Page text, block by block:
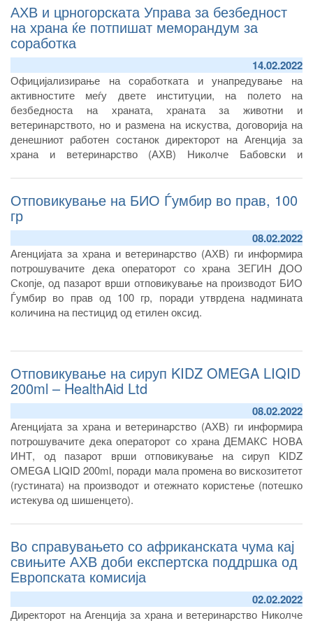
АХВ и црногорската Управа за безбедност
на храна ќе потпишат меморандум за
соработка
14.02.2022
Официјализирање на соработката и унапредување на
активностите меѓу двете институции, на полето на
безбедноста на храната, храната за животни и
ветеринарството, но и размена на искуства, договорија на
денешниот работен состанок директорот на Агенција за
храна и ветеринарство (АХВ) Николче Бабовски и
храна, ветеринарни и фитосанитарни прашања на
Република Црна Гора, кој ја предводи делегацијата од оваа
институција, која денес и утре ќе биде гостин на АХВ.
Отповикување на БИО Ѓумбир во прав, 100
гр
08.02.2022
Агенцијата за храна и ветеринарство (АХВ) ги информира
потрошувачите дека операторот со храна ЗЕГИН ДОО
Скопје, од пазарот врши отповикување на производот БИО
Ѓумбир во прав од 100 гр, поради утврдена надмината
количина на пестицид од етилен оксид.
Отповикување на сируп KIDZ OMEGA LIQID
200ml – HealthAid Ltd
08.02.2022
Агенцијата за храна и ветеринарство (АХВ) ги информира
потрошувачите дека операторот со храна ДЕМАКС НОВА
ИНТ, од пазарот врши отповикување на сируп KIDZ
OMEGA LIQID 200ml, поради мала промена во вискозитетот
(густината) на производот и отежнато користење (потешко
истекува од шишенцето).
Во справувањето со африканската чума кај
свињите АХВ доби експертска поддршка од
Европската комисија
02.02.2022
Директорот на Агенција за храна и ветеринарство Николче